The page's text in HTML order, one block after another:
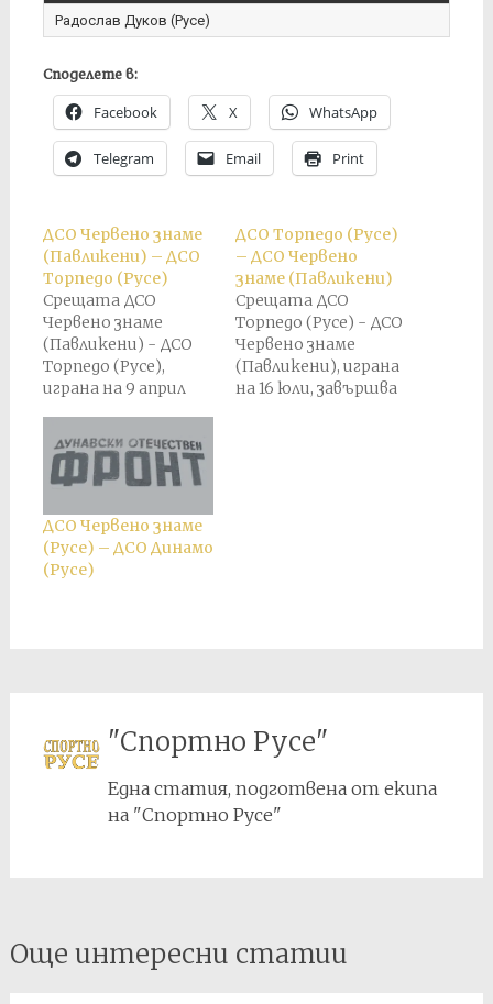
Радослав Дуков (Русе)
Споделете в:
Facebook X WhatsApp
Telegram Email Print
ДСО Червено знаме
(Павликени) – ДСО
Торпедо (Русе)
Срещата ДСО
Червено знаме
(Павликени) - ДСО
Торпедо (Русе),
играна на 9 април
късно е присъден
служебен резултат
Торпедо (Русе) след
уважена
контестация
ДСО Торпедо (Русе)
– ДСО Червено
знаме (Павликени)
Срещата ДСО
Торпедо (Русе) - ДСО
Червено знаме
(Павликени), играна
на 16 юли, завършва
ДСО Червено знаме
(Русе) – ДСО Динамо
(Русе)
"Спортно Русе"
Една статия, подготвена от екипа
на "Спортно Русе"
Post
navigation
Още интересни статии